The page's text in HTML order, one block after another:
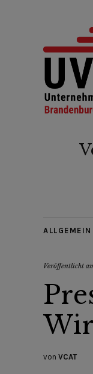
ALLGEMEIN
Veröffentlicht
von VCAT